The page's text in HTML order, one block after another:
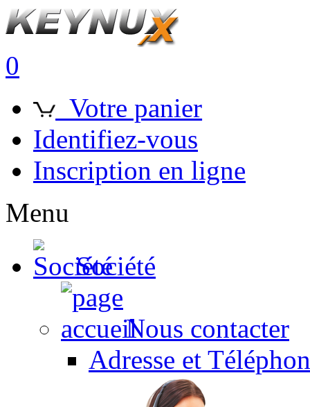
0
Votre panier
Identifiez-vous
Inscription en ligne
Menu
Société
Nous contacter
Adresse et